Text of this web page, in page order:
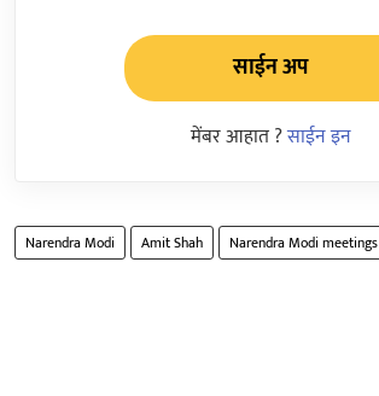
साईन अप
मेंबर आहात ?साईन इन
Narendra Modi Amit Shah Narendra Modi meetings